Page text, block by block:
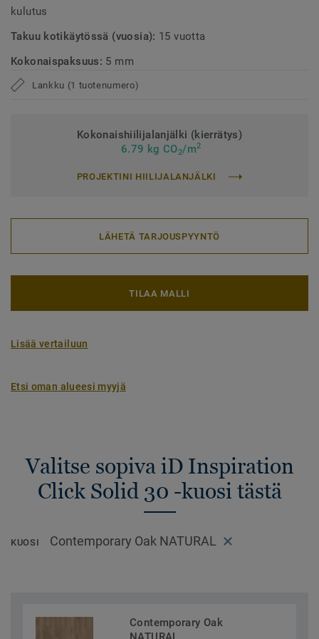
kulutus
Takuu kotikäytössä (vuosia): 15 vuotta
Kokonaispaksuus: 5 mm
Lankku (1 tuotenumero)
Kokonaishiilijalanjälki (kierrätys)
6.79 kg CO2/m2
PROJEKTINI HIILIJALANJÄLKI
LÄHETÄ TARJOUSPYYNTÖ
TILAA MALLI
Lisää vertailuun
Etsi oman alueesi myyjä
Valitse sopiva iD Inspiration
Click Solid 30 -kuosi tästä
KUOSI Contemporary Oak NATURAL
Contemporary Oak